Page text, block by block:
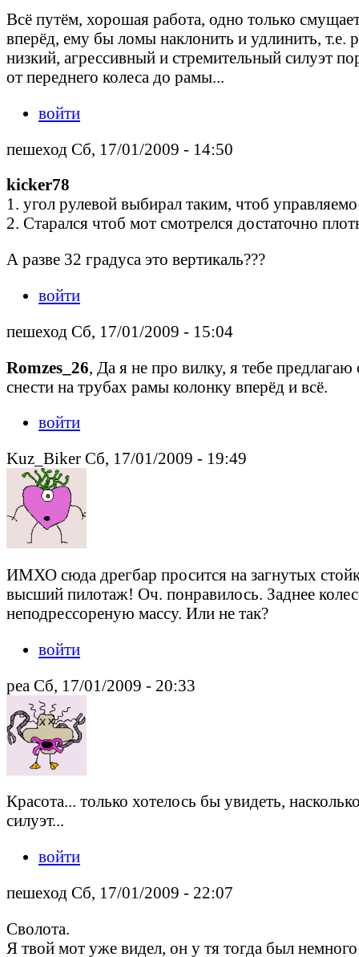
Всё путём, хорошая работа, одно только
вперёд, ему бы ломы наклонить и удлинить, т.е.
низкий, агрессивный и стремительный силуэт
от переднего колеса до рамы...
войти
пешеход Сб, 17/01/2009 - 14:50
kicker78
1. угол рулевой выбирал таким, чтоб
2. Старался чтоб мот смотрелся достаточно
А разве 32 градуса это вертикаль???
войти
пешеход Сб, 17/01/2009 - 15:04
Romzes_26 , Да я не про вилку, я тебе
снести на трубах рамы колонку вперёд и всё.
войти
Kuz_Biker Сб, 17/01/2009 - 19:49
ИМХО сюда дрегбар просится на загнутых
высший пилотаж! Оч. понравилось. Заднее
неподрессореную массу. Или не так?
войти
pea Сб, 17/01/2009 - 20:33
Красота... только хотелось бы увидеть,
силуэт...
войти
пешеход Сб, 17/01/2009 - 22:07
Сволота.
Я твой мот уже видел, он у тя тогда был